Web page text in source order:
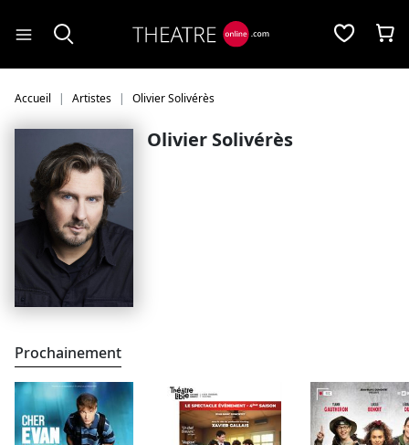
Accueil Artistes Olivier Solivérès
Olivier Solivérès
Prochainement